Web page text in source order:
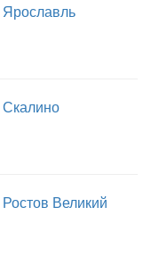
Великий